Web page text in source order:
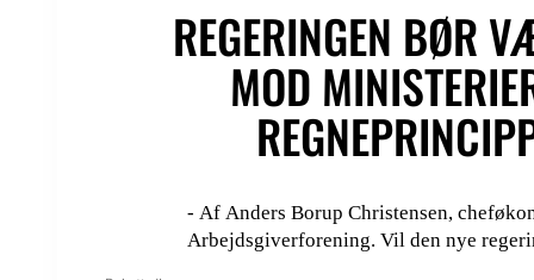
REGERINGEN BØR
MOD
- Af Anders Borup Christensen,
Arbejdsgiverforening. Vil den nye